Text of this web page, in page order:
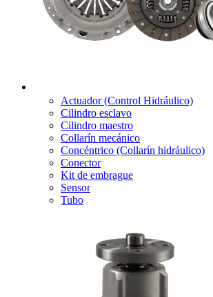
Actuador (Control Hidráulico)
Cilindro esclavo
Cilindro maestro
Collarín mecánico
Concéntrico (Collarín hidráulico)
Conector
Kit de embrague
Sensor
Tubo